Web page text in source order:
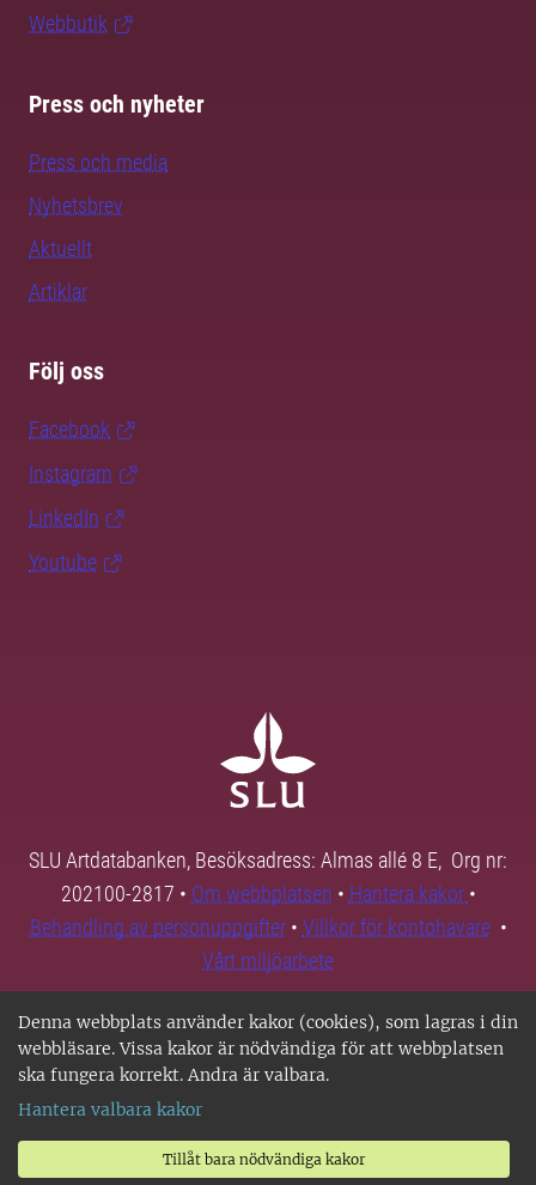
Denna webbplats använder kakor (cookies), som lagras i din
webbläsare. Vissa kakor är nödvändiga för att webbplatsen
ska fungera korrekt. Andra är valbara.
Hantera valbara kakor
Tillåt bara nödvändiga kakor
Webbutik
Press och nyheter
Press och media
Nyhetsbrev
Aktuellt
Artiklar
Följ oss
Facebook
Instagram
LinkedIn
Youtube
SLU Artdatabanken, Besöksadress: Almas allé 8 E, Org nr:
202100-2817 • Om webbplatsen • Hantera kakor •
Behandling av personuppgifter• Villkor för kontohavare•
Vårt miljöarbete